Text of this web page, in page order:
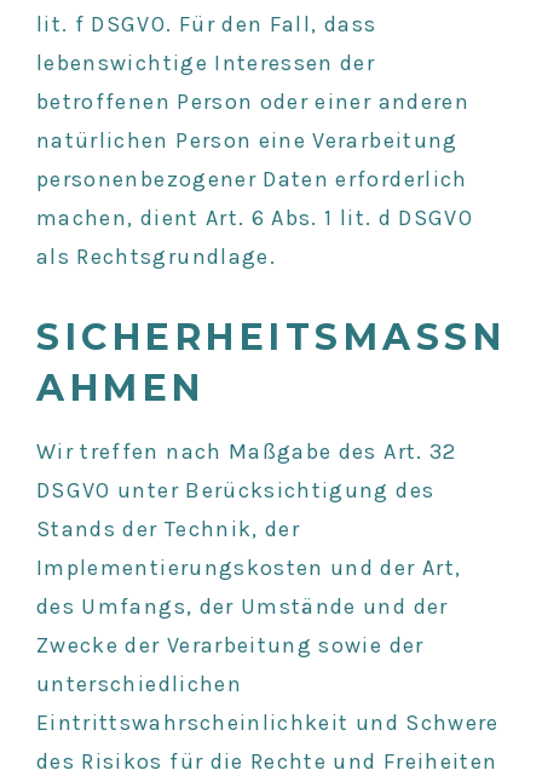
lit. f DSGVO. Für den Fall, dass
lebenswichtige Interessen der
betroffenen Person oder einer anderen
natürlichen Person eine Verarbeitung
personenbezogener Daten erforderlich
machen, dient Art. 6 Abs. 1 lit. d DSGVO
als Rechtsgrundlage.
SICHERHEITSMASSNA
HMEN
Wir treffen nach Maßgabe des Art. 32
DSGVO unter Berücksichtigung des
Stands der Technik, der
Implementierungskosten und der Art,
des Umfangs, der Umstände und der
Zwecke der Verarbeitung sowie der
unterschiedlichen
Eintrittswahrscheinlichkeit und Schwere
des Risikos für die Rechte und Freiheiten